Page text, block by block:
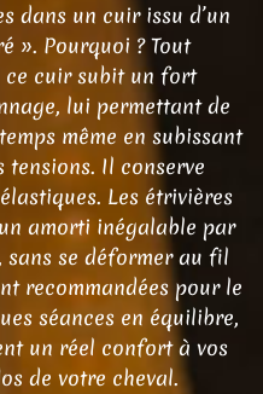
dans un cuir issu d’un
». Pourquoi ? Tout
ce cuir subit un fort
lui permettant de
même en subissant
Il conserve
Les étrivières
amorti inégalable par
sans se déformer au fil
recommandées pour le
séances en équilibre,
un réel confort à vos
de votre cheval.